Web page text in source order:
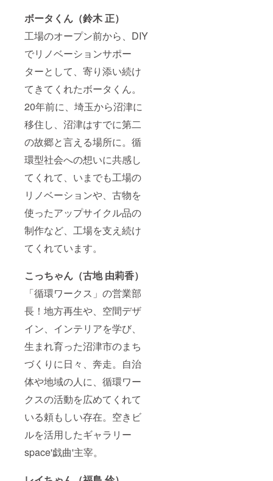
ボータくん（鈴木 正）
工場のオープン前から、DIY
でリノベーションサポー
ターとして、寄り添い続け
てきてくれたボータくん。
20年前に、埼玉から沼津に
移住し、沼津はすでに第二
の故郷と言える場所に。循
環型社会への想いに共感し
てくれて、いまでも工場の
リノベーションや、古物を
使ったアップサイクル品の
制作など、工場を支え続け
てくれています。
こっちゃん（古地 由莉香）
「循環ワークス」の営業部
長！地方再生や、空間デザ
イン、インテリアを学び、
生まれ育った沼津市のまち
づくりに日々、奔走。自治
体や地域の人に、循環ワー
クスの活動を広めてくれて
いる頼もしい存在。空きビ
ルを活用したギャラリー
space'戯曲'主宰。